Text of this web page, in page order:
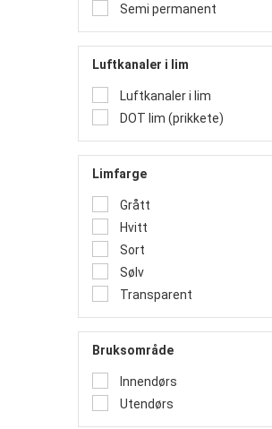
Semi permanent
Luftkanaler i lim
Luftkanaler i lim
DOT lim (prikkete)
Limfarge
Grått
Hvitt
Sort
Sølv
Transparent
Bruksområde
Innendørs
Utendørs